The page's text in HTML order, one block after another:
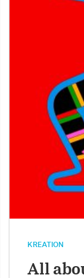
KREATION
All